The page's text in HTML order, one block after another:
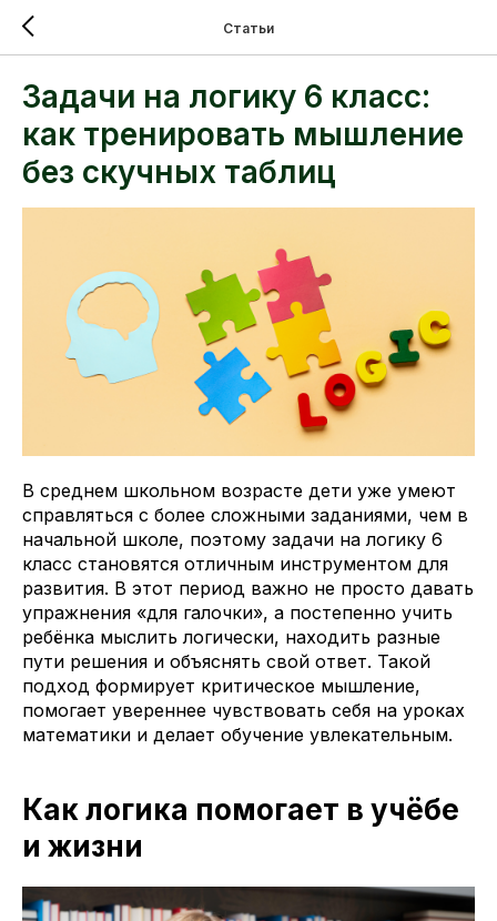
Статьи
Задачи на логику 6 класс:
как тренировать мышление
без скучных таблиц
В среднем школьном возрасте дети уже умеют
справляться с более сложными заданиями, чем в
начальной школе, поэтому задачи на логику 6
класс становятся отличным инструментом для
развития. В этот период важно не просто давать
упражнения «для галочки», а постепенно учить
ребёнка мыслить логически, находить разные
пути решения и объяснять свой ответ. Такой
подход формирует критическое мышление,
помогает увереннее чувствовать себя на уроках
математики и делает обучение увлекательным.
Как логика помогает в учёбе
и жизни